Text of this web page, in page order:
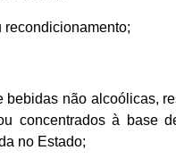
recondicionamento;
bebidas não alcoólicas,
concentrados à base
no Estado;